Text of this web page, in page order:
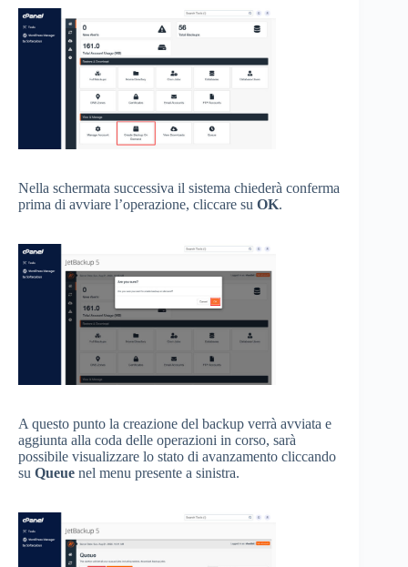
Nella schermata successiva il sistema chiederà conferma
prima di avviare l’operazione, cliccare su OK.
A questo punto la creazione del backup verrà avviata e
aggiunta alla coda delle operazioni in corso, sarà
possibile visualizzare lo stato di avanzamento cliccando
su Queue nel menu presente a sinistra.